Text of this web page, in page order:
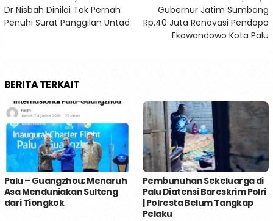
pos
Dr Nisbah Dinilai Tak Pernah
Penuhi Surat Panggilan Untad
Gubernur Jatim Sumbang
Rp.40 Juta Renovasi Pendopo
Ekowandowo Kota Palu
BERITA TERKAIT
Palu – Guangzhou; Menaruh
Asa Menduniakan Sulteng
dari Tiongkok
Pembunuhan Sekeluarga di
Palu Diatensi Bareskrim Polri
| Polresta Belum Tangkap
Pelaku